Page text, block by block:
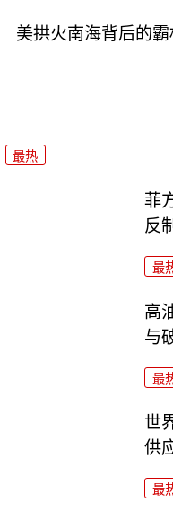
美拱火南海背后的
最热
菲
反
最
高
与
最
世
供
最